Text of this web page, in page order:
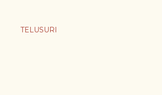
TELUSURI